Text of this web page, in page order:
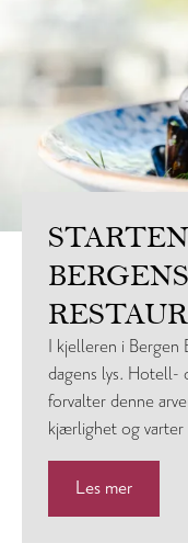
I kjelleren i Bergen
dagens lys. Hotell-
forvalter denne
kjærlighet og varter
Les mer